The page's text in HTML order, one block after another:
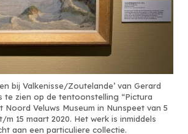
bij Valkenisse/Zoutelande’ van Gerard
te zien op de tentoonstelling “Pictura
Noord Veluws Museum in Nunspeet van 5
m 15 maart 2020. Het werk is inmiddels
aan een particuliere collectie.